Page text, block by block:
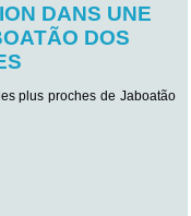
DANS UNE
DOS
plus proches de Jaboatão